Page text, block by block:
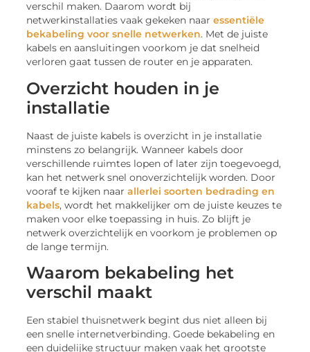
verschil maken. Daarom wordt bij
netwerkinstallaties vaak gekeken naaressentiële
bekabeling voor snelle netwerken. Met de juiste
kabels en aansluitingen voorkom je dat snelheid
verloren gaat tussen de router en je apparaten.
Overzicht houden in je
installatie
Naast de juiste kabels is overzicht in je installatie
minstens zo belangrijk. Wanneer kabels door
verschillende ruimtes lopen of later zijn toegevoegd,
kan het netwerk snel onoverzichtelijk worden. Door
vooraf te kijken naarallerlei soorten bedrading en
kabels, wordt het makkelijker om de juiste keuzes te
maken voor elke toepassing in huis. Zo blijft je
netwerk overzichtelijk en voorkom je problemen op
de lange termijn.
Waarom bekabeling het
verschil maakt
Een stabiel thuisnetwerk begint dus niet alleen bij
een snelle internetverbinding. Goede bekabeling en
een duidelijke structuur maken vaak het grootste